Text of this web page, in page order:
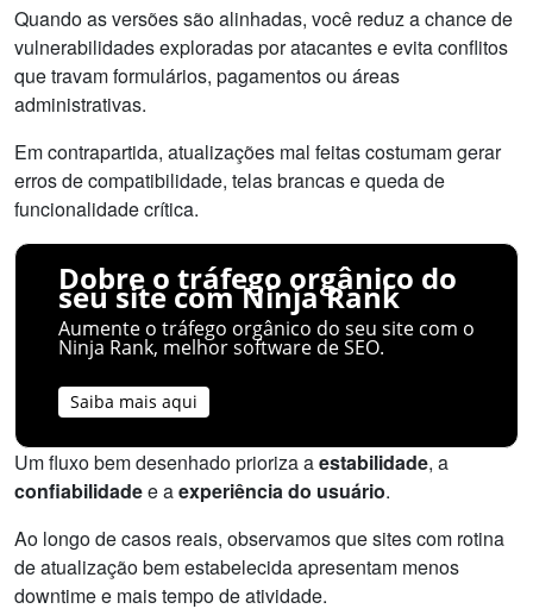
Quando as versões são alinhadas, você reduz a chance de
vulnerabilidades exploradas por atacantes e evita conflitos
que travam formulários, pagamentos ou áreas
administrativas.
Em contrapartida, atualizações mal feitas costumam gerar
erros de compatibilidade, telas brancas e queda de
funcionalidade crítica.
Dobre o tráfego orgânico do
seu site com Ninja Rank
Aumente o tráfego orgânico do seu site com o
Ninja Rank, melhor software de SEO.
Saiba mais aqui
Um fluxo bem desenhado prioriza aestabilidade, a
confiabilidadee aexperiência do usuário.
Ao longo de casos reais, observamos que sites com rotina
de atualização bem estabelecida apresentam menos
downtime e mais tempo de atividade.